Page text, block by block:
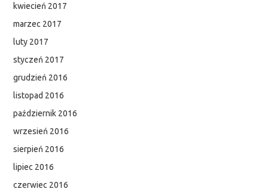
kwiecień 2017
marzec 2017
luty 2017
styczeń 2017
grudzień 2016
listopad 2016
październik 2016
wrzesień 2016
sierpień 2016
lipiec 2016
czerwiec 2016